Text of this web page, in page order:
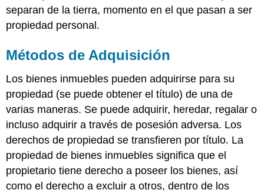
separan de la tierra, momento en el que pasan a ser
propiedad personal.
Métodos de Adquisición
Los bienes inmuebles pueden adquirirse para su
propiedad (se puede obtener el título) de una de
varias maneras. Se puede adquirir, heredar, regalar o
incluso adquirir a través de posesión adversa. Los
derechos de propiedad se transfieren por título. La
propiedad de bienes inmuebles significa que el
propietario tiene derecho a poseer los bienes, así
como el derecho a excluir a otros, dentro de los